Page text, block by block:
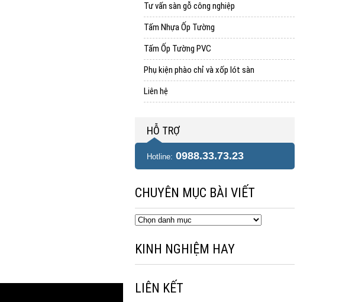
Tư vấn sàn gỗ công nghiệp
Tấm Nhựa Ốp Tường
Tấm Ốp Tường PVC
Phụ kiện phào chỉ và xốp lót sàn
Liên hệ
HỖ TRỢ
Hotline: 0988.33.73.23
CHUYÊN MỤC BÀI VIẾT
Chuyên
viết
KINH NGHIỆM HAY
LIÊN KẾT